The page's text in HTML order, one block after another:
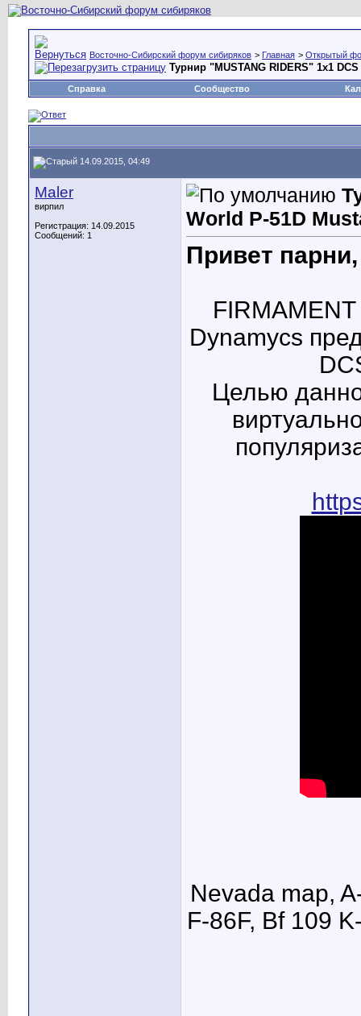
Восточно-Сибирский форум сибиряков > Главная > Открытый
Турнир "MUSTANG RIDERS" 1х1
Справка Сообщество
14.09.2015, 04:49
Maler
вирпил
Регистрация: 14.09.2015
Сообщений: 1
World P-51D
Привет
Dynamycs
Целью
Nevada map,
F-86F, Bf 109